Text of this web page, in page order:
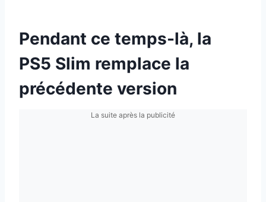
Pendant ce temps-là, la
PS5 Slim remplace la
précédente version
La suite après la publicité